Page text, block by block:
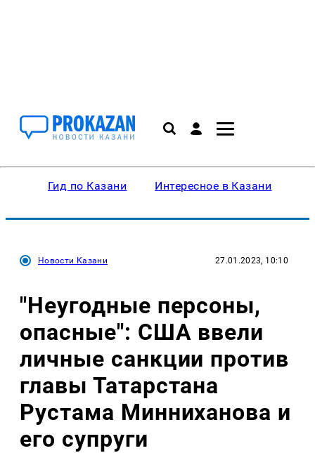
Гид по Казани Интересное в Казани
Новости Казани 27.01.2023, 10:10
"Неугодные персоны,
опасные": США ввели
личные санкции против
главы Татарстана
Рустама Минниханова и
его супруги